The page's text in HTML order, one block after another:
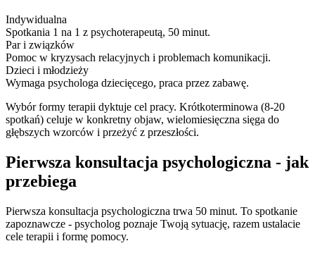
Indywidualna
Spotkania 1 na 1 z psychoterapeutą, 50 minut.
Par i związków
Pomoc w kryzysach relacyjnych i problemach komunikacji.
Dzieci i młodzieży
Wymaga psychologa dziecięcego, praca przez zabawę.
Wybór formy terapii dyktuje cel pracy. Krótkoterminowa (8-20
spotkań) celuje w konkretny objaw, wielomiesięczna sięga do
głębszych wzorców i przeżyć z przeszłości.
Pierwsza konsultacja psychologiczna - jak
przebiega
Pierwsza konsultacja psychologiczna trwa 50 minut. To spotkanie
zapoznawcze - psycholog poznaje Twoją sytuację, razem ustalacie
cele terapii i formę pomocy.